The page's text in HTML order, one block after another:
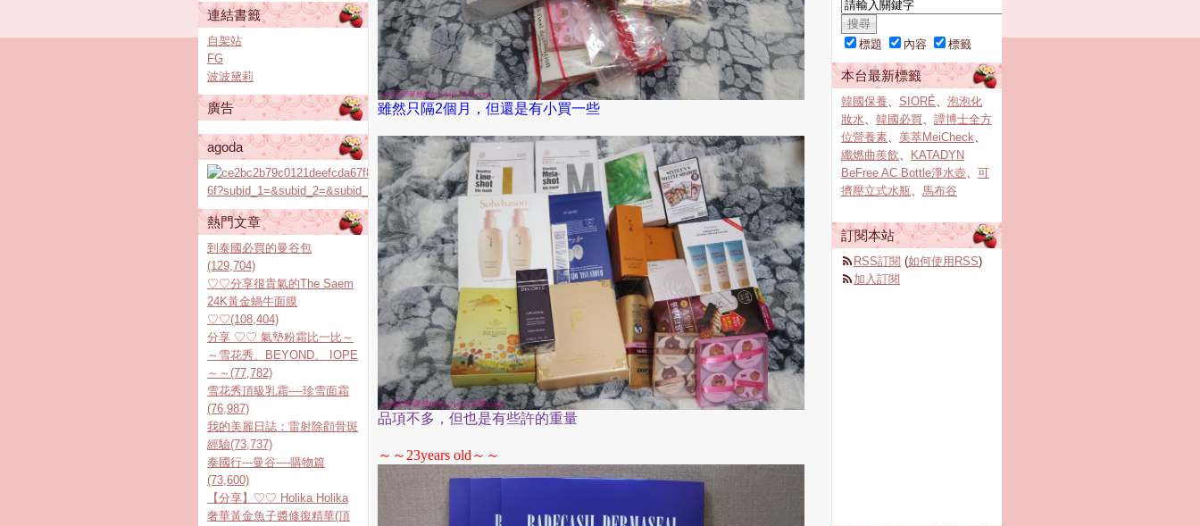
雖然只隔2個月，但還是有小買一些
品項不多，但也是有些許的重量
～～ 23years old ～～
標題 內容 標籤
本台最新標籤
韓國保養、 SIORÉ、 泡泡化
妝水、 韓國必買、 譚博士全方
位營養素、 美萃MeiCheck、
纖燃曲羨飲、
KATADYN
BeFree AC Bottle淨水壺、 可
擠壓立式水瓶、 馬布谷
訂閱本站
RSS訂閱 (如何使用RSS)
加入訂閱
連結書籤
自架站
FG
波波黛莉
廣告
agoda
熱門文章
到泰國必買的曼谷包
(129,704)
♡♡分享很貴氣的The Saem
24K黃金蝸牛面膜
♡♡(108,404)
分享 ♡♡ 氣墊粉霜比一比～
～雪花秀、BEYOND、 IOPE
～～(77,782)
雪花秀頂級乳霜----珍雪面霜
(76,987)
我的美麗日誌：雷射除顴骨斑
經驗(73,737)
泰國行---曼谷----購物篇
(73,600)
【分享】♡♡ Holika Holika
奢華黃金魚子醬修復精華(頂